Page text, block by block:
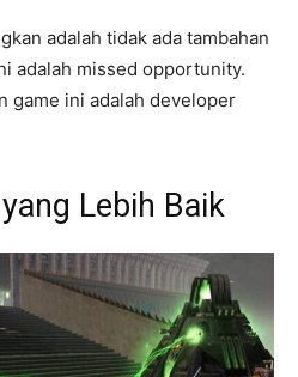
adalah tidak ada tambahan
adalah missed opportunity.
game ini adalah developer
Lebih Baik